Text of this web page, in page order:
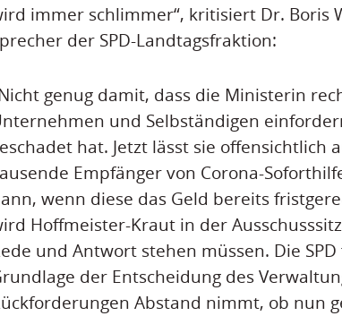
immer schlimmer“, kritisiert Dr. Boris
der SPD-Landtagsfraktion:
genug damit, dass die Ministerin
und Selbständigen
hat. Jetzt lässt sie offensichtlich
Empfänger von Corona-
wenn diese das Geld bereits
Hoffmeister-Kraut in der
und Antwort stehen müssen. Die
der Entscheidung des
Abstand nimmt, ob nun